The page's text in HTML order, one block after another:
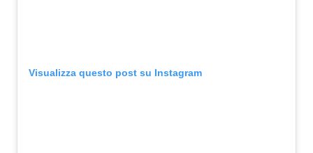
Visualizza questo post su Instagram